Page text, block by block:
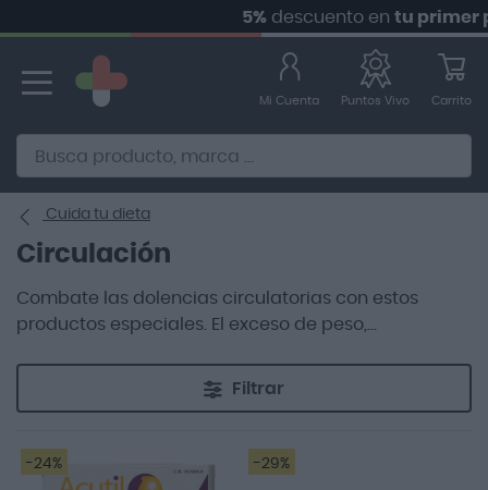
descuento en tu primer
contenido
Alternative to Doofinder Ecommerce Search
Mi Cuenta Puntos Vivo Carrito
Cuida tu dieta
Circulación
Combate las dolencias circulatorias con estos
productos especiales. El exceso de peso,
cansancio en las piernas y la hinchazón suelen ser
las causas principales de una mala circulación en
Filtrar
-24% -29%